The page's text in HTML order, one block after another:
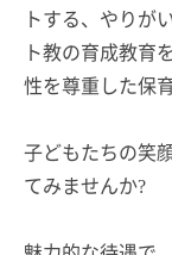
トする、やりが
ト教の育成教育
性を尊重した保
子どもたちの笑
てみませんか?